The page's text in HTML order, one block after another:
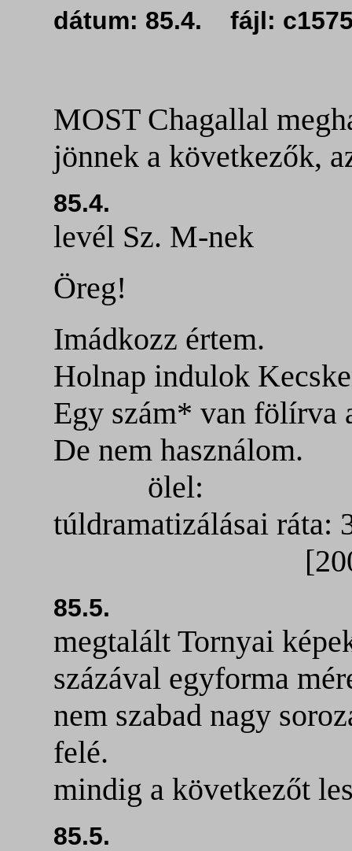
dátum: 85.4. fájl:
MOST Chagallal
jönnek a következők,
85.4.
levél Sz. M-nek
Öreg!
Imádkozz értem.
Holnap indulok
Egy szám* van fölírva
De nem használom.
ölel:
túldramatizálásai ráta:
[2006: *
85.5.
megtalált Tornyai
százával egyforma
nem szabad nagy
felé.
mindig a következőt
85.5.